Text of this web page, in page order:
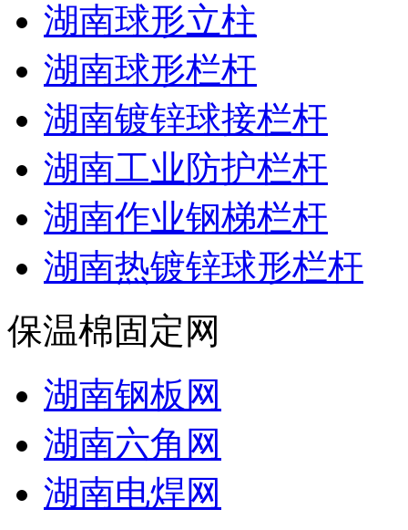
湖南球形立柱
湖南球形栏杆
湖南镀锌球接栏杆
湖南工业防护栏杆
湖南作业钢梯栏杆
湖南热镀锌球形栏杆
保温棉固定网
湖南钢板网
湖南六角网
湖南电焊网